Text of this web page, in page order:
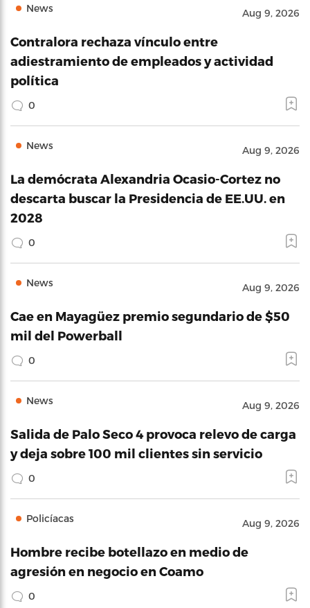
News Aug 9, 2026
Contralora rechaza vínculo entre
adiestramiento de empleados y actividad
política
0
News Aug 9, 2026
La demócrata Alexandria Ocasio-Cortez no
descarta buscar la Presidencia de EE.UU. en
2028
0
News Aug 9, 2026
Cae en Mayagüez premio segundario de $50
mil del Powerball
0
News Aug 9, 2026
Salida de Palo Seco 4 provoca relevo de carga
y deja sobre 100 mil clientes sin servicio
0
Policíacas Aug 9, 2026
Hombre recibe botellazo en medio de
agresión en negocio en Coamo
0